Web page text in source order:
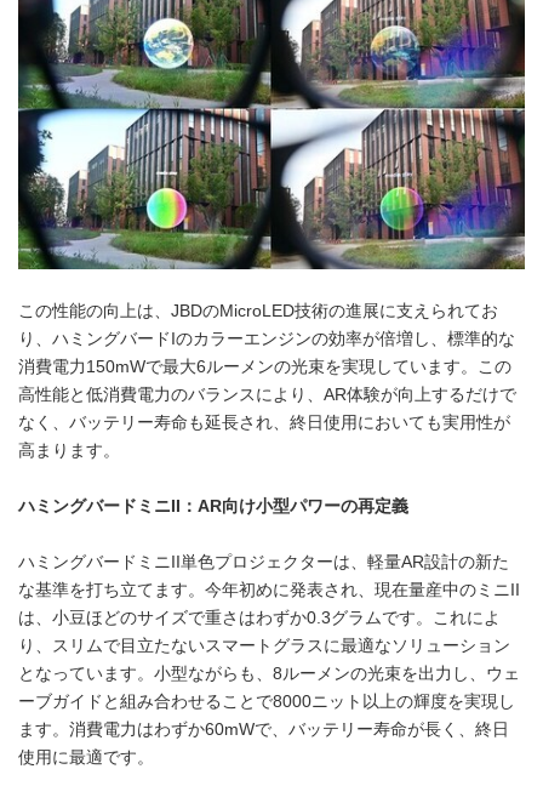
この性能の向上は、JBDのMicroLED技術の進展に支えられてお
り、ハミングバードIのカラーエンジンの効率が倍増し、標準的な
消費電力150mWで最大6ルーメンの光束を実現しています。この
高性能と低消費電力のバランスにより、AR体験が向上するだけで
なく、バッテリー寿命も延長され、終日使用においても実用性が
高まります。
ハミングバードミニ ： AR向け小型パワーの再定義
ハミングバードミニII単色プロジェクターは、軽量AR設計の新た
な基準を打ち立てます。今年初めに発表され、現在量産中のミニII
は、小豆ほどのサイズで重さはわずか0.3グラムです。これによ
り、スリムで目立たないスマートグラスに最適なソリューション
となっています。小型ながらも、8ルーメンの光束を出力し、ウェ
ーブガイドと組み合わせることで8000ニット以上の輝度を実現し
ます。消費電力はわずか60mWで、バッテリー寿命が長く、終日
使用に最適です。